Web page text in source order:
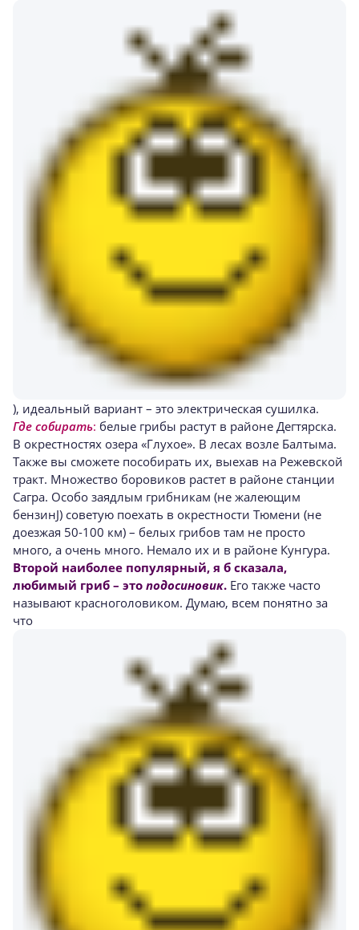
), идеальный вариант – это электрическая сушилка.
Где собирать: белые грибы растут в районе Дегтярска.
В окрестностях озера «Глухое». В лесах возле Балтыма.
Также вы сможете пособирать их, выехав на Режевской
тракт. Множество боровиков растет в районе станции
Сагра. Особо заядлым грибникам (не жалеющим
бензинJ) советую поехать в окрестности Тюмени (не
доезжая 50-100 км) – белых грибов там не просто
много, а очень много. Немало их и в районе Кунгура.
Второй наиболее популярный, я б сказала,
любимый гриб – это подосиновик. Его также часто
называют красноголовиком. Думаю, всем понятно за
что